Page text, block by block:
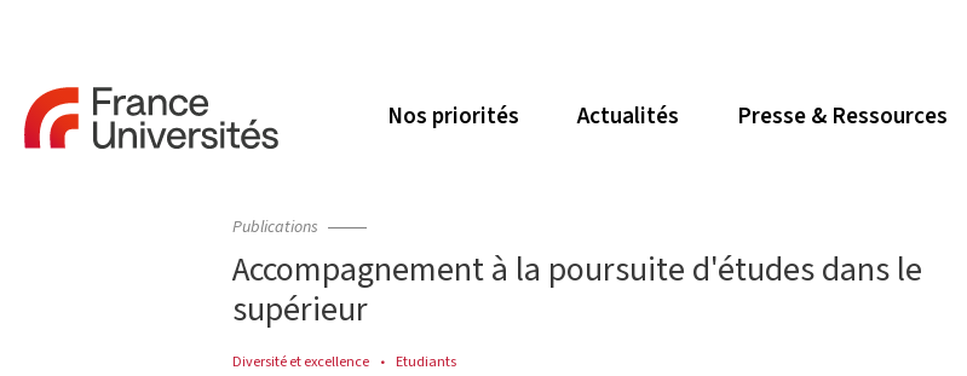
Nos priorités Actualités Presse & Ressources
Publications
Accompagnement à la poursuite d'études dans le
supérieur
Diversité et excellence Etudiants